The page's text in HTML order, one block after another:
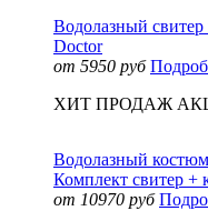
Водолазный
Doctor
от 5950 руб
ХИТ ПРОДАЖ
Водолазный
Комплект свитер +
от 10970 руб